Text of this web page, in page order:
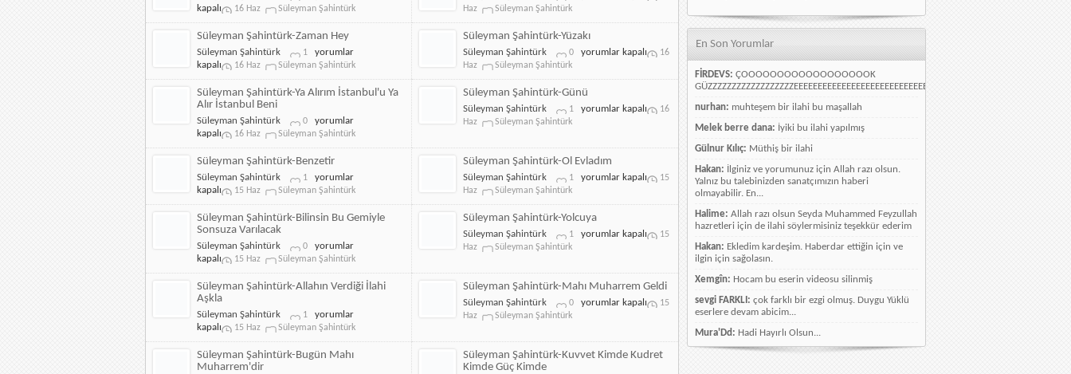
Şahintürk-
Çeliğin
Cesarete
kapalı
16 Haz Süleyman Şahintürk
İçinde
için
Haz
Süleyman Şahintürk
Süleyman Şahintürk-Zaman Hey
Süleyman Şahintürk 1
Süleyman
Şahintürk-
Zaman
Hey
yorumlar
kapalı
16 Haz Süleyman Şahintürk
Süleyman Şahintürk-Yüzakı
Süleyman Şahintürk 0
Süleyman
Yüzakı
için
yorumlar kapalı
16
Haz
Süleyman Şahintürk
Süleyman Şahintürk-Ya Alırım İstanbul'u Ya
Alır İstanbul Beni
Süleyman Şahintürk 0
Süleyman
Şahintürk-
Ya
Alırım
İstanbul'u
Ya
Alır
Beni
yorumlar
kapalı
16 Haz Süleyman Şahintürk
Süleyman Şahintürk-Günü
Süleyman Şahintürk 1
Süleyman
için
yorumlar kapalı
16
Haz
Süleyman Şahintürk
Süleyman Şahintürk-Benzetir
Süleyman Şahintürk 1
Süleyman
Şahintürk-
Benzetir
için
yorumlar
kapalı
15 Haz Süleyman Şahintürk
Süleyman Şahintürk-Ol Evladım
Süleyman Şahintürk 1
Süleyman
Ol
Evladım
yorumlar kapalı
15
Haz
Süleyman Şahintürk
Süleyman Şahintürk-Bilinsin Bu Gemiyle
Sonsuza Varılacak
Süleyman Şahintürk 0
Süleyman
Şahintürk-
Bilinsin
Bu
Sonsuza
Varılacak
için
yorumlar
kapalı
15 Haz Süleyman Şahintürk
Süleyman Şahintürk-Yolcuya
Süleyman Şahintürk 1
Süleyman
için
yorumlar kapalı
15
Haz
Süleyman Şahintürk
Süleyman Şahintürk-Allahın Verdiği İlahi
Aşkla
Süleyman Şahintürk 1
Süleyman
Şahintürk-
Allahın
Verdiği
yorumlar
kapalı
15 Haz Süleyman Şahintürk
Süleyman Şahintürk-Mahı Muharrem Geldi
Süleyman Şahintürk 0
Süleyman
Muharrem
Geldi
yorumlar kapalı
15
Haz
Süleyman Şahintürk
Süleyman Şahintürk-Bugün Mahı
Muharrem'dir
Süleyman Şahintürk-Kuvvet Kimde Kudret
Kimde Güç Kimde
En Son Yorumlar
FİRDEVS: ÇOOOOOOOOOOOOOOOOOOK
GÜZZZZZZZZZZZZZZZZZZEEEEEEEEEEEEEEEEEEEEEEEEEEEEELLLLLLLLLLLLLLLLLLLLLLLL
nurhan: muhteşem bir ilahi bu maşallah
Melek berre dana: İyiki bu ilahi yapılmış
Gülnur Kılıç: Müthiş bir ilahi
Hakan: İlginiz ve yorumunuz için Allah razı olsun.
Yalnız bu talebinizden sanatçımızın haberi
olmayabilir. En...
Halime: Allah razı olsun Seyda Muhammed Feyzullah
hazretleri için de ilahi söylermisiniz teşekkür ederim
Hakan: Ekledim kardeşim. Haberdar ettiğin için ve
ilgin için sağolasın.
Xemgîn: Hocam bu eserin videosu silinmiş
sevgi FARKLI: çok farklı bir ezgi olmuş. Duygu Yüklü
eserlere devam abicim...
Mura'Dd: Hadi Hayırlı Olsun...